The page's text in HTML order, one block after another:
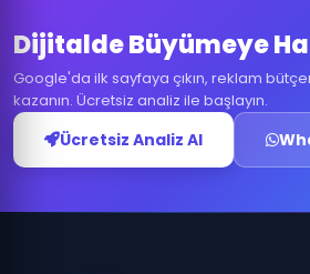
Dijitalde Büyümeye
Google'da ilk sayfaya çıkın, reklam
kazanın. Ücretsiz analiz ile başlayın.
Ücretsiz Analiz Al